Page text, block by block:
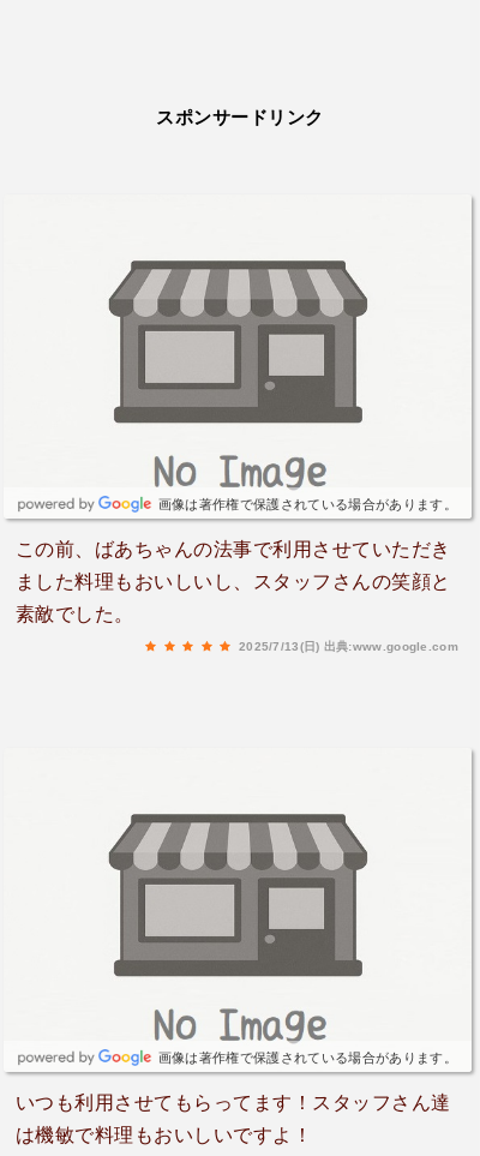
スポンサードリンク
画像は著作権で保護されている場合があります。
この前、ばあちゃんの法事で利用させていただき
ました料理もおいしいし、スタッフさんの笑顔と
素敵でした。
2025/7/13(日) 出典:www.google.com
画像は著作権で保護されている場合があります。
いつも利用させてもらってます！スタッフさん達
は機敏で料理もおいしいですよ！